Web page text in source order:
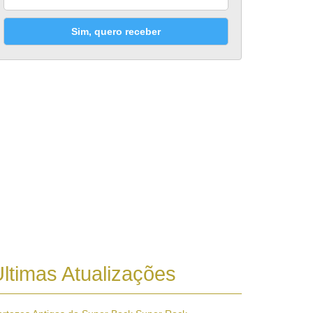
Sim, quero receber
Atualizações